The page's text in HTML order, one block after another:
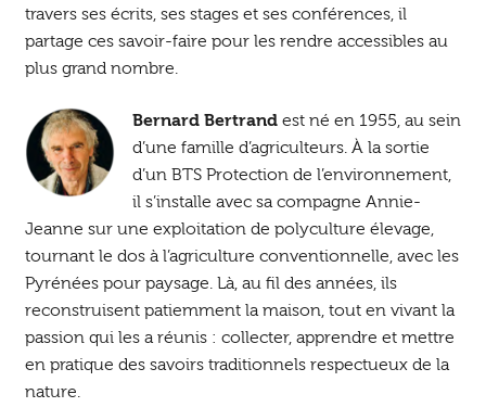
travers ses écrits, ses stages et ses conférences, il
partage ces savoir-faire pour les rendre accessibles au
plus grand nombre.
Bernard Bertrandest né en 1955, au sein
d’une famille d’agriculteurs. À la sortie
d’un BTS Protection de l’environnement,
il s’installe avec sa compagne Annie-
Jeanne sur une exploitation de polyculture élevage,
tournant le dos à l’agriculture conventionnelle, avec les
Pyrénées pour paysage. Là, au fil des années, ils
reconstruisent patiemment la maison, tout en vivant la
passion qui les a réunis : collecter, apprendre et mettre
en pratique des savoirs traditionnels respectueux de la
nature.